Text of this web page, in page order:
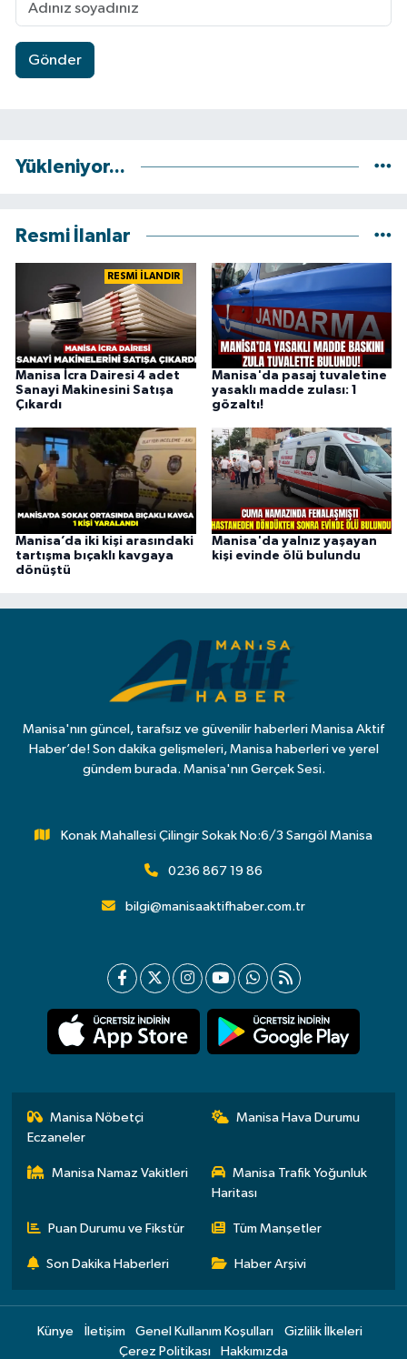
Gönder
Yükleniyor...
Resmi İlanlar
RESMİ İLANDIR
Manisa İcra Dairesi 4 adet
Sanayi Makinesini Satışa
Çıkardı
Manisa'da pasaj tuvaletine
yasaklı madde zulası: 1
gözaltı!
Manisa’da iki kişi arasındaki
tartışma bıçaklı kavgaya
dönüştü
Manisa'da yalnız yaşayan
kişi evinde ölü bulundu
Manisa'nın güncel, tarafsız ve güvenilir haberleri Manisa Aktif
Haber’de! Son dakika gelişmeleri, Manisa haberleri ve yerel
gündem burada. Manisa'nın Gerçek Sesi.
Konak Mahallesi Çilingir Sokak No:6/3 Sarıgöl Manisa
0236 867 19 86
bilgi@manisaaktifhaber.com.tr
Manisa Nöbetçi
Eczaneler
Manisa Hava Durumu
Manisa Namaz Vakitleri
Manisa Trafik Yoğunluk
Haritası
Puan Durumu ve Fikstür Tüm Manşetler
Son Dakika Haberleri Haber Arşivi
Künye İletişim Genel Kullanım Koşulları
Gizlilik İlkeleri
Çerez Politikası
Hakkımızda